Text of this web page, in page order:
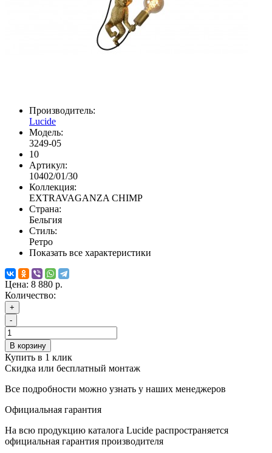
Производитель:
Lucide
Модель:
3249-05
10
Артикул:
10402/01/30
Коллекция:
EXTRAVAGANZA CHIMP
Страна:
Бельгия
Стиль:
Ретро
Показать все характеристики
Цена: 8 880 р.
Количество:
+
-
В корзину
Купить в 1 клик
Скидка или бесплатный монтаж
Все подробности можно узнать у наших менеджеров
Официальная гарантия
На всю продукцию каталога Lucide распространяется
официальная гарантия производителя